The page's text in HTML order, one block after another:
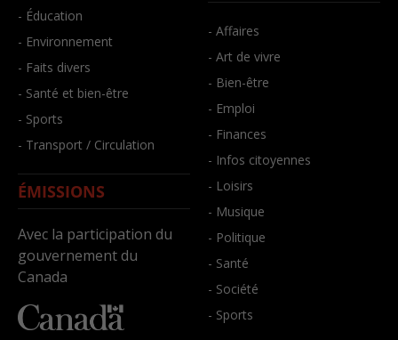
- Éducation
- Environnement
- Faits divers
- Santé et bien-être
- Sports
- Transport / Circulation
ÉMISSIONS
Avec la participation du
gouvernement du
Canada
- Affaires
- Art de vivre
- Bien-être
- Emploi
- Finances
- Infos citoyennes
- Loisirs
- Musique
- Politique
- Santé
- Société
- Sports